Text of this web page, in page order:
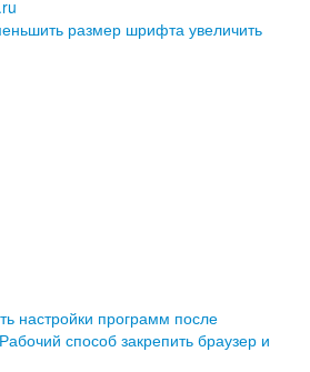
размер шрифта увеличить